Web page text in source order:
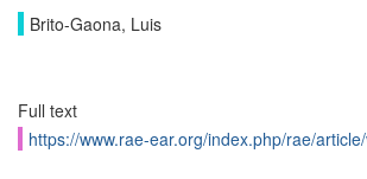
Brito-Gaona, Luis
Full text
https://www.rae-ear.org/index.php/rae/